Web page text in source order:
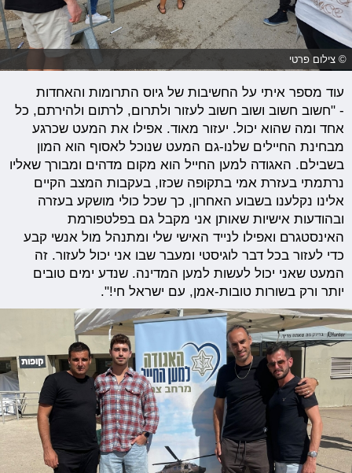
© צילום פרטי
עוד מספר איתי על החשיבות של גיוס התרומות והאחדות
- "חשוב חשוב ושוב חשוב לעזור ולתרום, לרתום ולהירתם, כל
אחד ומה שהוא יכול. יעזור מאוד. אפילו את המעט שכרגע
מבחינת החיילים שלנו-גם המעט שנוכל לאסוף הוא המון
בשבילם. האגודה למען החייל הוא מקום מדהים ומבורך שאליו
נרתמתי בעזרת אמי בתקופה שכזו, בעקבות המצב הקיים
אלינו נקלענו בשבוע האחרון, כך שכל כולי מושקע בעזרה
ובהודעות אישיות שאותן אני מקבל גם בפלטפורמת
האינסטגרם ואפילו לנייד האישי שלי ומתנהל מול אנשי קבע
כדי לעזור בכל דבר לוגיסטי ומעבר שבו אני יכול לעזור. זה
המעט שאני יכול לעשות למען המדינה. שנדע ימים טובים
יותר ורק בשורות טובות-אמן, עם ישראל חי!".